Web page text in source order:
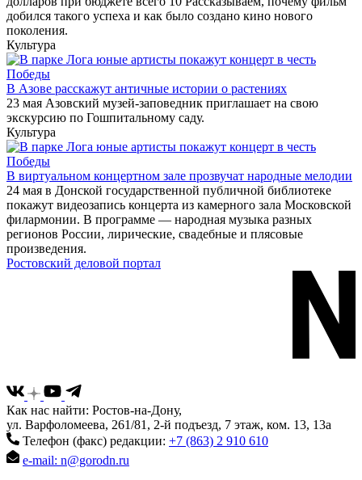
добился такого успеха и как было создано кино нового
поколения.
Культура
В Азове расскажут античные истории о растениях
23 мая Азовский музей-заповедник приглашает на свою
экскурсию по Гошпитальному саду.
Культура
В виртуальном концертном зале прозвучат народные мелодии
24 мая в Донской государственной публичной библиотеке
покажут видеозапись концерта из камерного зала Московской
филармонии. В программе — народная музыка разных
регионов России, лирические, свадебные и плясовые
произведения.
Ростовский деловой портал
Как нас найти: Ростов-на-Дону,
ул. Варфоломеева, 261/81, 2-й подъезд, 7 этаж, ком. 13, 13а
Телефон (факс) редакции: +7 (863) 2 910 610
e-mail: n@gorodn.ru